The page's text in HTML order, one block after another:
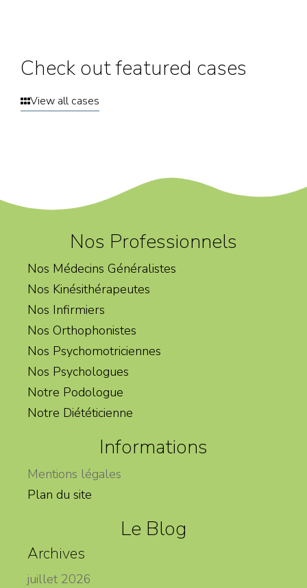
Check out featured cases
View all cases
Nos Professionnels
Nos Médecins Généralistes
Nos Kinésithérapeutes
Nos Infirmiers
Nos Orthophonistes
Nos Psychomotriciennes
Nos Psychologues
Notre Podologue
Notre Diététicienne
Informations
Mentions légales
Plan du site
Le Blog
Archives
juillet 2026